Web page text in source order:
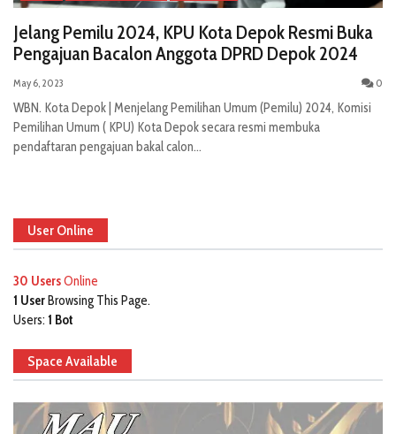
Jelang Pemilu 2024, KPU Kota Depok Resmi Buka
Pengajuan Bacalon Anggota DPRD Depok 2024
May 6, 2023 0
WBN. Kota Depok | Menjelang Pemilihan Umum (Pemilu) 2024, Komisi
Pemilihan Umum ( KPU) Kota Depok secara resmi membuka
pendaftaran pengajuan bakal calon...
User Online
30 UsersOnline
1 User Browsing This Page.
Users: 1 Bot
Space Available